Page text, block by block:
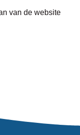
van de website